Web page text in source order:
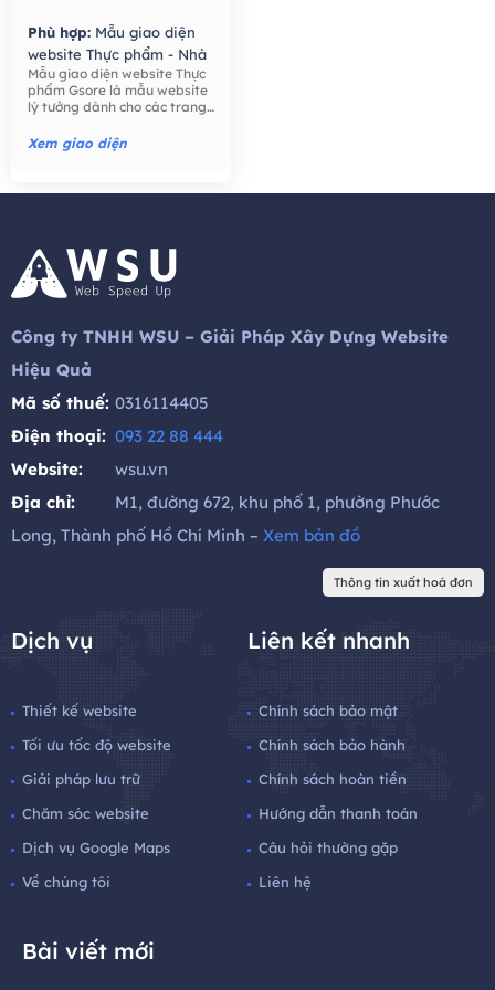
Phù hợp: Mẫu giao diện
website Thực phẩm - Nhà
Hàng,Mẫu giao diện
website Bán hàng -
Thương mại điện tử,
Mẫu giao diện website Thực
phẩm Gsore là mẫu website
lý tưởng dành cho các trang
phẩm, công ty thực phẩm,
thực phẩm hữu cơ, nước ép
Xem giao diện
Công ty TNHH WSU – Giải Pháp Xây Dựng Website
Hiệu Quả
Mã số thuế: 0316114405
Điện thoại: 093 22 88 444
Website:
wsu.vn
Địa chỉ:
M1, đường 672, khu phố 1, phường Phước
Long, Thành phố Hồ Chí Minh – Xem bản đồ
Thông tin xuất hoá đơn
Dịch vụ
Thiết kế website
Tối ưu tốc độ website
Giải pháp lưu trữ
Chăm sóc website
Dịch vụ Google Maps
Về chúng tôi
Liên kết nhanh
Chính sách bảo mật
Chính sách bảo hành
Chính sách hoàn tiền
Hướng dẫn thanh toán
Câu hỏi thường gặp
Liên hệ
Bài viết mới